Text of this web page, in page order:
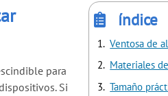
índice
Ventosa de
Materiales
Tamaño
para
Si